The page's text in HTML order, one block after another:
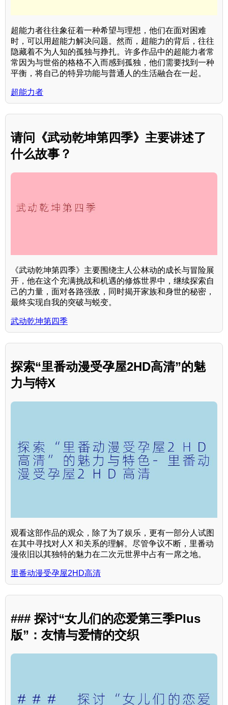
超能力者往往象征着一种希望与理想，他们在面对困难
时，可以用超能力解决问题。然而，超能力的背后，往往
隐藏着不为人知的孤独与挣扎。许多作品中的超能力者常
常因为与世俗的格格不入而感到孤独，他们需要找到一种
平衡，将自己的特异功能与普通人的生活融合在一起。
超能力者
请问《武动乾坤第四季》主要讲述了
什么故事？
《武动乾坤第四季》主要围绕主人公林动的成长与冒险展
开，他在这个充满挑战和机遇的修炼世界中，继续探索自
己的力量，面对各路强敌，同时揭开家族和身世的秘密，
最终实现自我的突破与蜕变。
武动乾坤第四季
探索“里番动漫受孕屋2HD高清”的魅
力与特X
观看这部作品的观众，除了为了娱乐，更有一部分人试图
在其中寻找对人X 和关系的理解。尽管争议不断，里番动
漫依旧以其独特的魅力在二次元世界中占有一席之地。
里番动漫受孕屋2HD高清
### 探讨“女儿们的恋爱第三季Plus
版”：友情与爱情的交织